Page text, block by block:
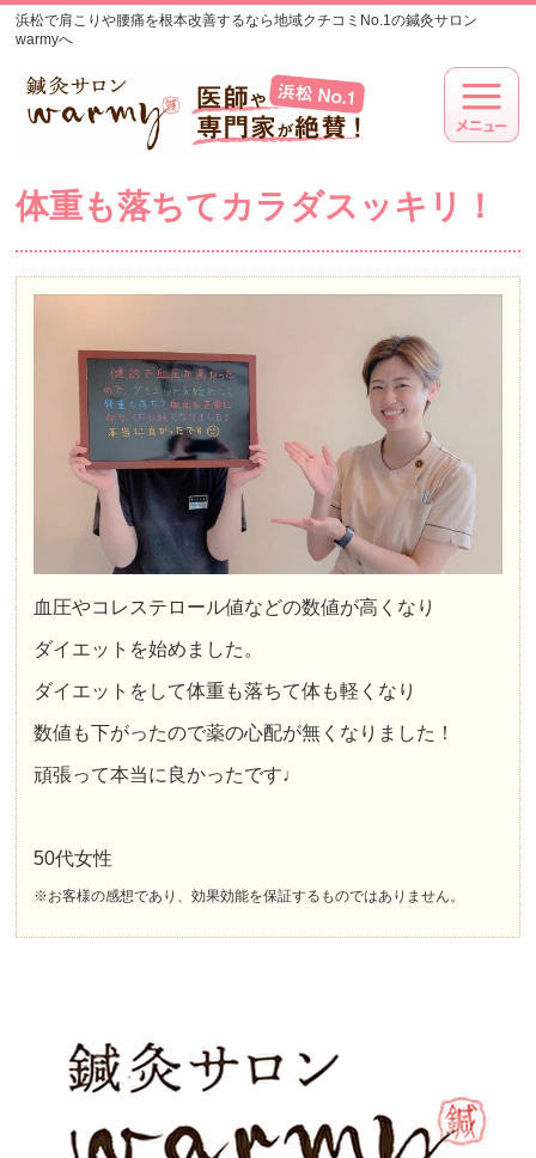
浜松で肩こりや腰痛を根本改善するなら地域クチコミNo.1の鍼灸サロン
warmyへ
体重も落ちてカラダスッキリ！
血圧やコレステロール値などの数値が高くなり
ダイエットを始めました。
ダイエットをして体重も落ちて体も軽くなり
数値も下がったので薬の心配が無くなりました！
頑張って本当に良かったです♩
50代女性
※お客様の感想であり、効果効能を保証するものではありません。